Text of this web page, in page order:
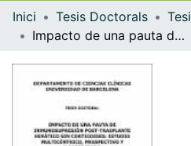
Inici Tesis Doctorals
Impacto de una pauta de inmunosupresión post-trasplante hepático sin corticoides: estudio multicéntrico, prospectivo y aleatorizado